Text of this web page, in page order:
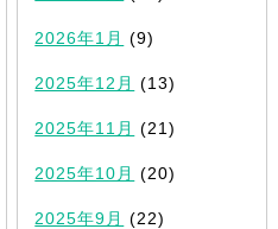
2026年1月 (9)
2025年12月 (13)
2025年11月 (21)
2025年10月 (20)
2025年9月 (22)